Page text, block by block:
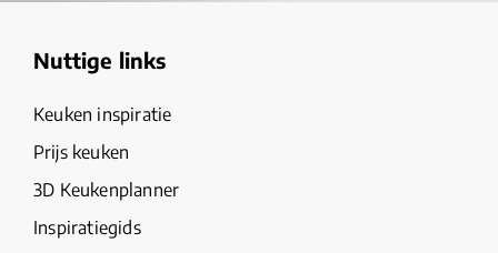
Nuttige links
Keuken inspiratie
Prijs keuken
3D Keukenplanner
Inspiratiegids